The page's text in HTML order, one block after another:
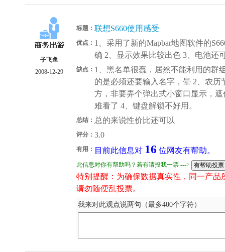
子飞鱼
2008-12-29
标题： 联想S660使用感受
优点： 1、采用了新的Mapbar地图软件的
确 2、显示效果比较出色 3、电池还
缺点： 1、黑名单很蠢，居然不能利用的群
的是必须还要输入名字，晕 2、农
方，非要弄个弹出式小窗口显示，
难看了 4、键盘解锁不好用。
总结： 总的来说性价比还可以
评分： 3.0
有用： 目前此信息对 16 位网友有帮助。
此信息对你有帮助吗？若有请投我一票 --->
特别提醒：为确保数据真实性，同一产
请勿随便乱投票。
我来对此观点说两句（最多400个字符）